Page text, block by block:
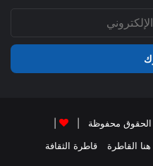
هنا القاطرة قاطرة الثقافة